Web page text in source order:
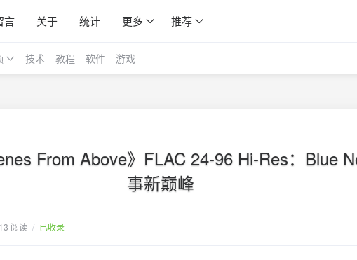
言 关于 统计 更多 推荐
技术 教程 软件 游戏
From Above》FLAC 24-96 Hi-Res：Blue
事新巅峰
13 阅读 / 已收录